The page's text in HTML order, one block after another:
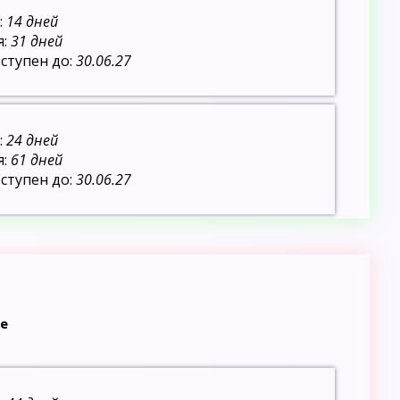
14 дней
31 дней
до: 30.06.27
24 дней
61 дней
до: 30.06.27